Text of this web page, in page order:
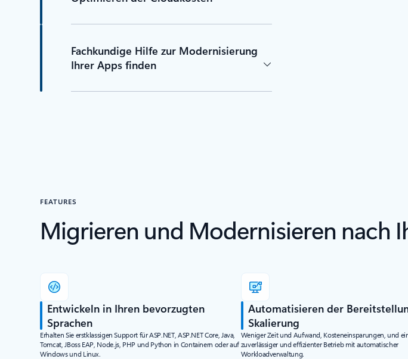
Fachkundige Hilfe zur Modernisierung
Ihrer Apps finden
FEATURES
Migrieren und Modernisieren nach
Entwickeln in Ihren bevorzugten
Sprachen
Erhalten Sie erstklassigen Support für ASP.NET, ASP.NET Core, Java,
Tomcat, JBoss EAP, Node.js, PHP und Python in Containern oder auf
Windows und Linux.
Automatisieren der
Skalierung
Weniger Zeit und Aufwand, Kosteneinsparungen, und
zuverlässiger und effizienter Betrieb mit automatischer
Workloadverwaltung.